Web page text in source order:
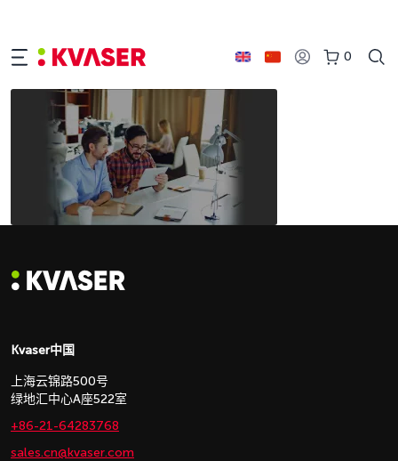
0
Kvaser中国
上海云锦路500号
绿地汇中心A座522室
+86-21-64283768
sales.cn@kvaser.com